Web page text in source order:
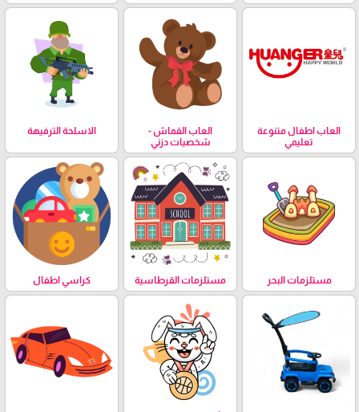
العاب اطفال متنوعة
تعليمي
العاب القماش -
شخصيات دزني
الاسلحة الترفيهة
مستلزمات البحر مستلزمات القرطاسية كراسي اطفال